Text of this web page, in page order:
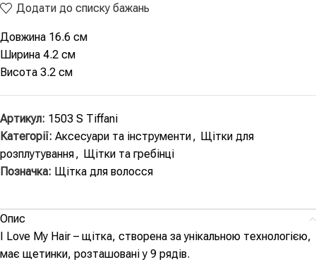
Додати до списку бажань
Довжина 16.6 см
Ширина 4.2 см
Висота 3.2 см
Артикул: 1503 S Tiffani
Категорії: Аксесуари та інструменти, Щітки для
розплутування, Щітки та гребінці
Позначка: Щітка для волосся
Опис
I Love My Hair – щітка, створена за унікальною технологією,
має щетинки, розташовані у 9 рядів.